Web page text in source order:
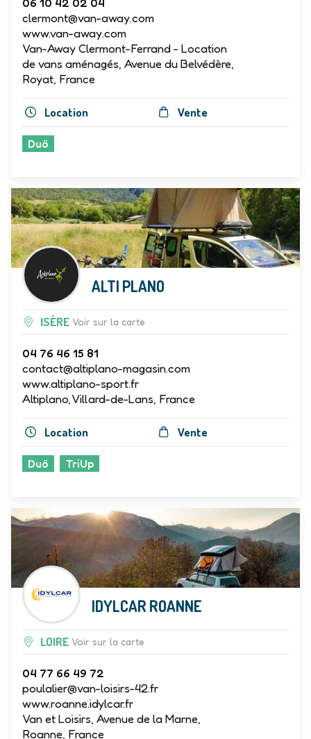
06 10 42 02 04
clermont@van-away.com
www.van-away.com
Van-Away Clermont-Ferrand - Location
de vans aménagés, Avenue du Belvédère,
Location Vente
Duö
ALTI PLANO
ISÈRE Voir sur la carte
04 76 46 15 81
contact@altiplano-magasin.com
www.altiplano-sport.fr
Location Vente
Duö TriUp
IDYLCAR ROANNE
LOIRE Voir sur la carte
04 77 66 49 72
poulalier@van-loisirs-42.fr
www.roanne.idylcar.fr
Van et Loisirs, Avenue de la Marne,